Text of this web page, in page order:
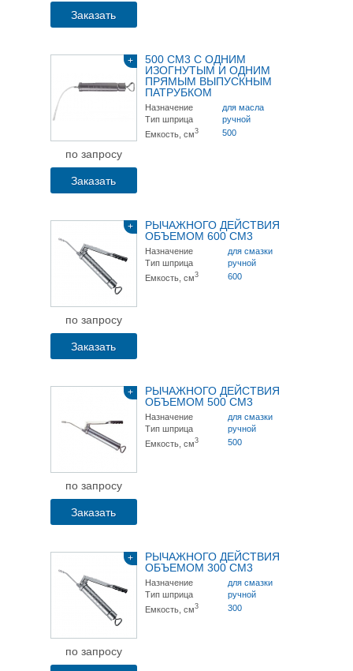
Заказать
+
по запросу
Заказать
500 СМ3 С ОДНИМ
ИЗОГНУТЫМ И ОДНИМ
ПРЯМЫМ ВЫПУСКНЫМ
ПАТРУБКОМ
Назначение
для масла
Тип шприца
ручной
Емкость, см3 500
+
по запросу
Заказать
РЫЧАЖНОГО ДЕЙСТВИЯ
ОБЪЕМОМ 600 СМ3
Назначение
для смазки
Тип шприца
ручной
Емкость, см3 600
+
по запросу
Заказать
РЫЧАЖНОГО ДЕЙСТВИЯ
ОБЪЕМОМ 500 СМ3
Назначение
для смазки
Тип шприца
ручной
Емкость, см3 500
+
по запросу
РЫЧАЖНОГО ДЕЙСТВИЯ
ОБЪЕМОМ 300 СМ3
Назначение
для смазки
Тип шприца
ручной
Емкость, см3 300